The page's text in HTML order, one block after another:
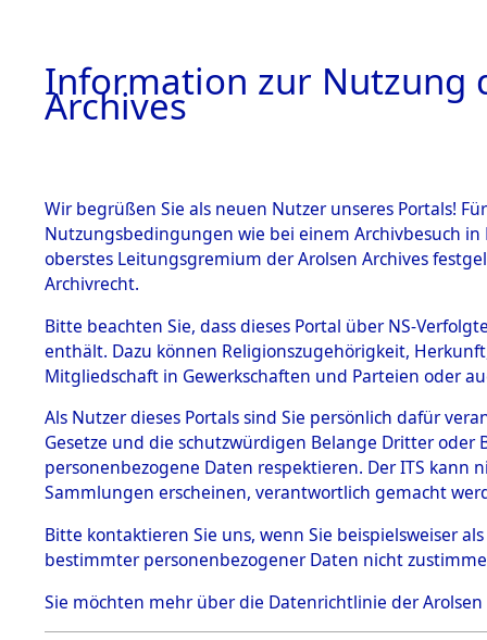
BESTÄNDE
1.
mente
5. Verschiedenes
5.3
Todesmärsche
5.3.1 Alliierte
Erhebungen
zu
Todesmärsch
en
5.3.2
Information zur Nutzung
Archives
Wir begrüßen Sie als neuen Nutzer unseres Portals!
Nutzungsbedingungen wie bei einem Archivbesuch
oberstes Leitungsgremium der Arolsen Archives
Archivrecht.
Bitte beachten Sie, dass dieses Portal über NS-
enthält. Dazu können Religionszugehörigkeit,
Mitgliedschaft in Gewerkschaften und Parteien oder
Als Nutzer dieses Portals sind Sie persönlich dafür
Gesetze und die schutzwürdigen Belange Dritter
personenbezogene Daten respektieren. Der ITS
Sammlungen erscheinen, verantwortlich gemacht
Bitte kontaktieren Sie uns, wenn Sie beispielsweiser
bestimmter personenbezogener Daten nicht
Sie möchten mehr über die Datenrichtlinie der Arolsen